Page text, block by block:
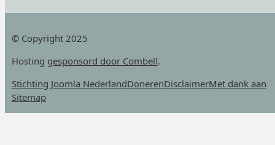
© Copyright 2025
Hosting gesponsord door Combell.
Stichting Joomla NederlandDonerenDisclaimerMet dank aan
Sitemap